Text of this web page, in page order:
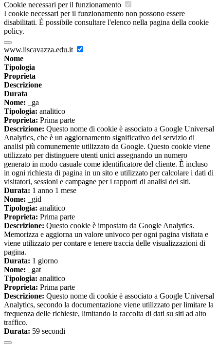
Cookie necessari per il funzionamento
I cookie necessari per il funzionamento non possono essere
disabilitati. È possibile consultare l'elenco nella pagina della cookie
policy.
www.iiscavazza.edu.it
Nome
Tipologia
Proprieta
Descrizione
Durata
Nome: _ga
Tipologia: analitico
Proprieta: Prima parte
Descrizione: Questo nome di cookie è associato a Google Universal
Analytics, che è un aggiornamento significativo del servizio di
analisi più comunemente utilizzato da Google. Questo cookie viene
utilizzato per distinguere utenti unici assegnando un numero
generato in modo casuale come identificatore del cliente. È incluso
in ogni richiesta di pagina in un sito e utilizzato per calcolare i dati di
visitatori, sessioni e campagne per i rapporti di analisi dei siti.
Durata: 1 anno 1 mese
Nome: _gid
Tipologia: analitico
Proprieta: Prima parte
Descrizione: Questo cookie è impostato da Google Analytics.
Memorizza e aggiorna un valore univoco per ogni pagina visitata e
viene utilizzato per contare e tenere traccia delle visualizzazioni di
pagina.
Durata: 1 giorno
Nome: _gat
Tipologia: analitico
Proprieta: Prima parte
Descrizione: Questo nome di cookie è associato a Google Universal
Analytics, secondo la documentazione viene utilizzato per limitare la
frequenza delle richieste, limitando la raccolta di dati su siti ad alto
traffico.
Durata: 59 secondi